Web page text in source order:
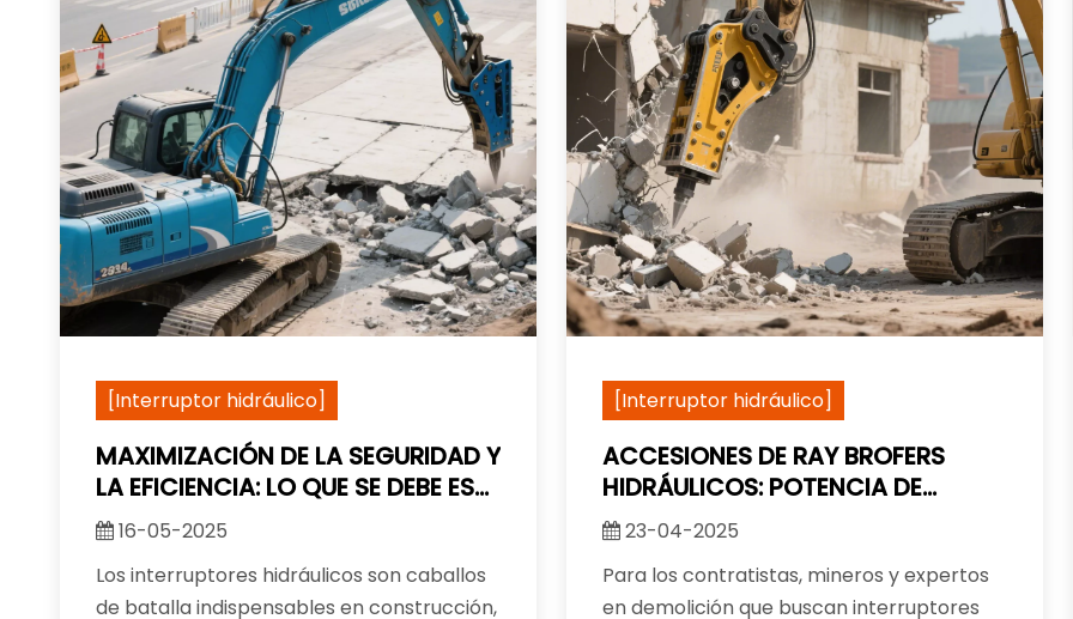
[Interruptor hidráulico]
MAXIMIZACIÓN DE LA SEGURIDAD Y
LA EFICIENCIA: LO QUE SE DEBE ES
ESENCIAL PARA LA OPERACIÓN DE
INTERRUPTORES HIDRÁULICOS
16-05-2025
Los interruptores hidráulicos son caballos
de batalla indispensables en construcción,
[Interruptor hidráulico]
ACCESIONES DE RAY BROFERS
HIDRÁULICOS: POTENCIA DE
DURABILIDAD EN TODAS LAS
INDUSTRIAS
23-04-2025
Para los contratistas, mineros y expertos
en demolición que buscan interruptores